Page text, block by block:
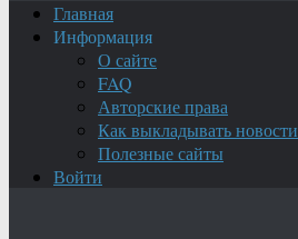
Главная
Информация
О сайте
FAQ
Авторские права
Как выкладывать новости
Полезные сайты
Войти